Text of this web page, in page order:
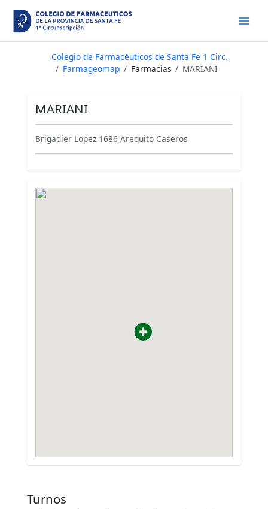
contenido
Colegio de Farmacéuticos de Santa Fe 1 Circ.
Farmageomap
Farmacias MARIANI
MARIANI
Brigadier Lopez 1686 Arequito Caseros
Turnos